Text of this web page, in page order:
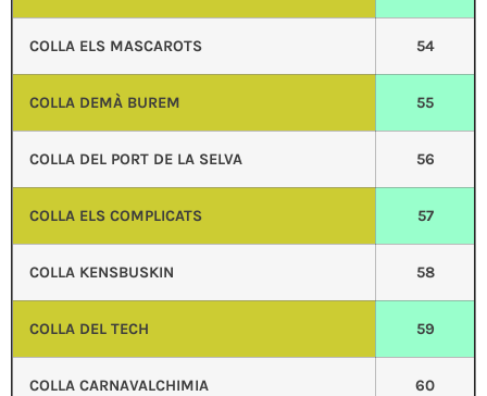
COLLA ELS MASCAROTS 54
COLLA DEMÀ BUREM 55
COLLA DEL PORT DE LA SELVA 56
COLLA ELS COMPLICATS 57
COLLA KENSBUSKIN 58
COLLA DEL TECH 59
COLLA CARNAVALCHIMIA 60